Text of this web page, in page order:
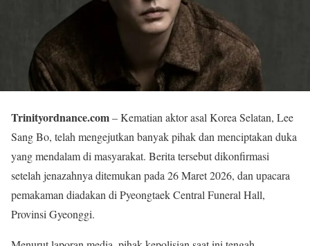
Trinityordnance.com– Kematian aktor asal Korea Selatan, Lee
Sang Bo, telah mengejutkan banyak pihak dan menciptakan duka
yang mendalam di masyarakat. Berita tersebut dikonfirmasi
setelah jenazahnya ditemukan pada 26 Maret 2026, dan upacara
pemakaman diadakan di Pyeongtaek Central Funeral Hall,
Provinsi Gyeonggi.